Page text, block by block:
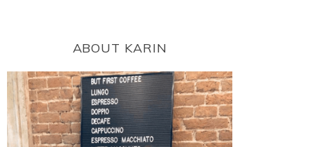
ABOUT KARIN